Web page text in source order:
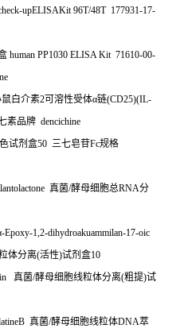
upELISAKit 96T/48T 177931-17-
human PP1030 ELISA Kit 71610-00-
白介素2可溶性受体α链(CD25)(IL-
素品牌 dencichine
试剂盒50 三七皂苷Fc规格
真菌/酵母细胞总RNA分
-Epoxy-1,2-dihydroakuammilan-17-oic
体分离(活性)试剂盒10
真菌/酵母细胞线粒体分离(粗提)试
真菌/酵母细胞线粒体DNA萃